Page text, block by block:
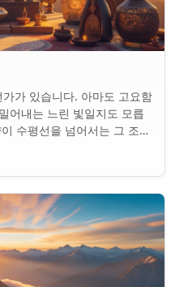
가 있습니다. 아마도 고요함
어내는 느린 빛일지도 모릅
수평선을 넘어서는 그 조용
...